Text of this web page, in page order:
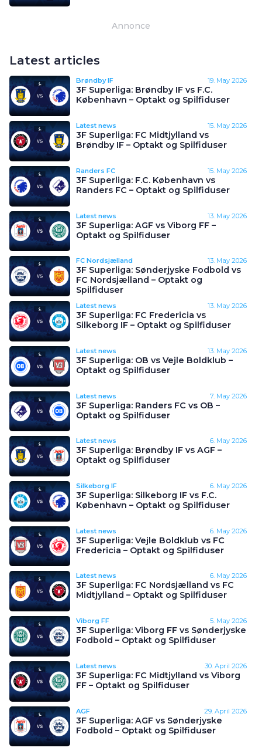
Annonce
Latest articles
Brøndby IF 19. May 2026
3F Superliga: Brøndby IF vs F.C.
København – Optakt og Spilfiduser
Latest news 15. May 2026
3F Superliga: FC Midtjylland vs
Brøndby IF – Optakt og Spilfiduser
Randers FC 15. May 2026
3F Superliga: F.C. København vs
Randers FC – Optakt og Spilfiduser
Latest news 13. May 2026
3F Superliga: AGF vs Viborg FF –
Optakt og Spilfiduser
FC Nordsjælland 13. May 2026
3F Superliga: Sønderjyske Fodbold vs
FC Nordsjælland – Optakt og
Spilfiduser
Latest news 13. May 2026
3F Superliga: FC Fredericia vs
Silkeborg IF – Optakt og Spilfiduser
Latest news 13. May 2026
3F Superliga: OB vs Vejle Boldklub –
Optakt og Spilfiduser
Latest news 7. May 2026
3F Superliga: Randers FC vs OB –
Optakt og Spilfiduser
Latest news 6. May 2026
3F Superliga: Brøndby IF vs AGF –
Optakt og Spilfiduser
Silkeborg IF 6. May 2026
3F Superliga: Silkeborg IF vs F.C.
København – Optakt og Spilfiduser
Latest news 6. May 2026
3F Superliga: Vejle Boldklub vs FC
Fredericia – Optakt og Spilfiduser
Latest news 6. May 2026
3F Superliga: FC Nordsjælland vs FC
Midtjylland – Optakt og Spilfiduser
Viborg FF 5. May 2026
3F Superliga: Viborg FF vs Sønderjyske
Fodbold – Optakt og Spilfiduser
Latest news 30. April 2026
3F Superliga: FC Midtjylland vs Viborg
FF – Optakt og Spilfiduser
AGF 29. April 2026
3F Superliga: AGF vs Sønderjyske
Fodbold – Optakt og Spilfiduser